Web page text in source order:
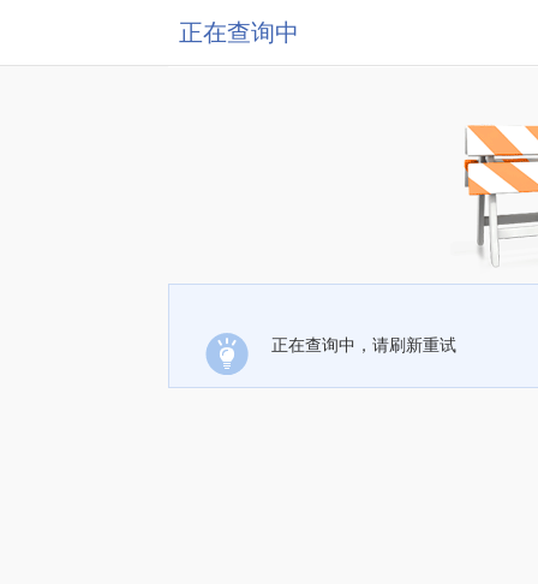
正在查询中
正在查询中，请刷新重试